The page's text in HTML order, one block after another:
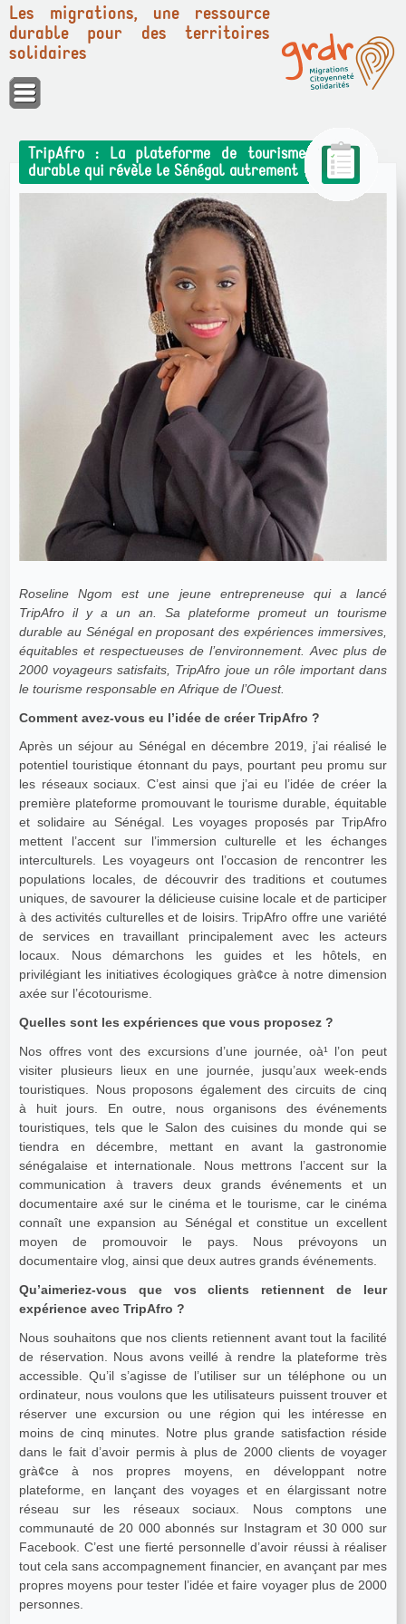
Panneau de gestion des cookies
Les migrations, une ressource
durable pour des territoires
solidaires
TripAfro : La plateforme de tourisme
durable qui révèle le Sénégal autrement
Roseline Ngom est une jeune entrepreneuse qui a lancé
TripAfro il y a un an. Sa plateforme promeut un tourisme
durable au Sénégal en proposant des expériences immersives,
équitables et respectueuses de l’environnement. Avec plus de
2000 voyageurs satisfaits, TripAfro joue un rôle important dans
le tourisme responsable en Afrique de l’Ouest.
Comment avez-vous eu l’idée de créer TripAfro ?
Après un séjour au Sénégal en décembre 2019, j’ai réalisé le
potentiel touristique étonnant du pays, pourtant peu promu sur
les réseaux sociaux. C’est ainsi que j’ai eu l’idée de créer la
première plateforme promouvant le tourisme durable, équitable
et solidaire au Sénégal. Les voyages proposés par TripAfro
mettent l’accent sur l’immersion culturelle et les échanges
interculturels. Les voyageurs ont l’occasion de rencontrer les
populations locales, de découvrir des traditions et coutumes
uniques, de savourer la délicieuse cuisine locale et de participer
à des activités culturelles et de loisirs. TripAfro offre une variété
de services en travaillant principalement avec les acteurs
locaux. Nous démarchons les guides et les hôtels, en
privilégiant les initiatives écologiques grà¢ce à notre dimension
axée sur l’écotourisme.
Quelles sont les expériences que vous proposez ?
Nos offres vont des excursions d’une journée, oà¹ l’on peut
visiter plusieurs lieux en une journée, jusqu’aux week-ends
touristiques. Nous proposons également des circuits de cinq
à huit jours. En outre, nous organisons des événements
touristiques, tels que le Salon des cuisines du monde qui se
tiendra en décembre, mettant en avant la gastronomie
sénégalaise et internationale. Nous mettrons l’accent sur la
communication à travers deux grands événements et un
documentaire axé sur le cinéma et le tourisme, car le cinéma
connaît une expansion au Sénégal et constitue un excellent
moyen de promouvoir le pays. Nous prévoyons un
documentaire vlog, ainsi que deux autres grands événements.
Qu’aimeriez-vous que vos clients retiennent de leur
expérience avec TripAfro ?
Nous souhaitons que nos clients retiennent avant tout la facilité
de réservation. Nous avons veillé à rendre la plateforme très
accessible. Qu’il s’agisse de l’utiliser sur un téléphone ou un
ordinateur, nous voulons que les utilisateurs puissent trouver et
réserver une excursion ou une région qui les intéresse en
moins de cinq minutes. Notre plus grande satisfaction réside
dans le fait d’avoir permis à plus de 2000 clients de voyager
grà¢ce à nos propres moyens, en développant notre
plateforme, en lançant des voyages et en élargissant notre
réseau sur les réseaux sociaux. Nous comptons une
communauté de 20 000 abonnés sur Instagram et 30 000 sur
Facebook. C’est une fierté personnelle d’avoir réussi à réaliser
tout cela sans accompagnement financier, en avançant par mes
propres moyens pour tester l’idée et faire voyager plus de 2000
personnes.